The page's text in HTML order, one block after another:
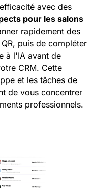
avec des
pour les salons
rapidement des
puis de compléter
à l'IA avant de
CRM. Cette
et les tâches de
de vous concentrer
professionnels.